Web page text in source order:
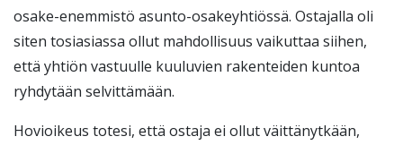
osake-enemmistö asunto-osakeyhtiössä. Ostajalla oli
siten tosiasiassa ollut mahdollisuus vaikuttaa siihen,
että yhtiön vastuulle kuuluvien rakenteiden kuntoa
ryhdytään selvittämään.
Hovioikeus totesi, että ostaja ei ollut väittänytkään,